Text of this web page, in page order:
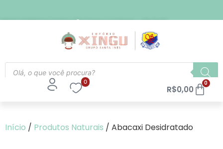
FRETE EXPRESSO PARA SÃO PAULO CAPITAL - R$ 21,90
0
R$0,00
0
Início / Produtos Naturais / Abacaxi Desidratado